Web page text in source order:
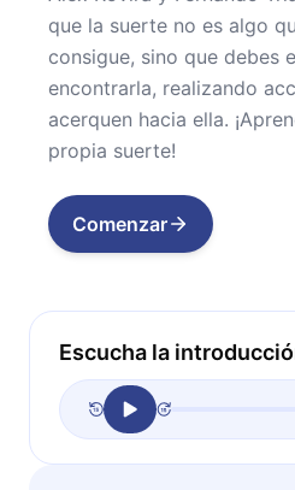
que la suerte no es algo
consigue, sino que debes
encontrarla, realizando
acerquen hacia ella.
propia suerte!
Comenzar
Escucha la